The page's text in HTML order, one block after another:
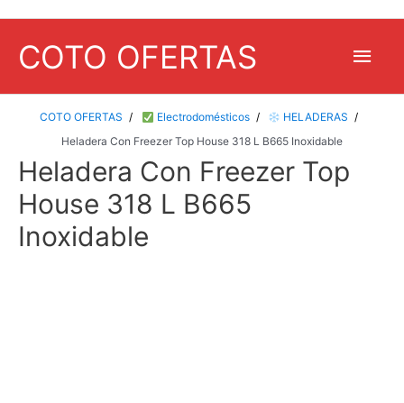
COTO OFERTAS
COTO OFERTAS Electrodomésticos
HELADERAS
Heladera Con Freezer Top House 318 L B665 Inoxidable
Heladera Con Freezer Top
House 318 L B665
Inoxidable